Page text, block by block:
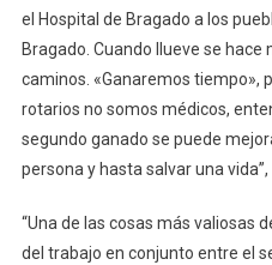
el Hospital de Bragado a los
Bragado. Cuando llueve se
caminos. «Ganaremos tiempo»,
rotarios no somos médicos,
segundo ganado se puede
persona y hasta salvar una vida”,
“Una de las cosas más valiosas
del trabajo en conjunto entre el